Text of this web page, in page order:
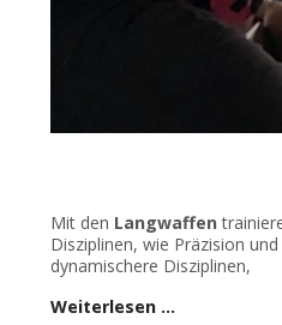
Mit den Langwaffen
Disziplinen, wie Präzision
dynamischere Disziplinen,
Weiterlesen …